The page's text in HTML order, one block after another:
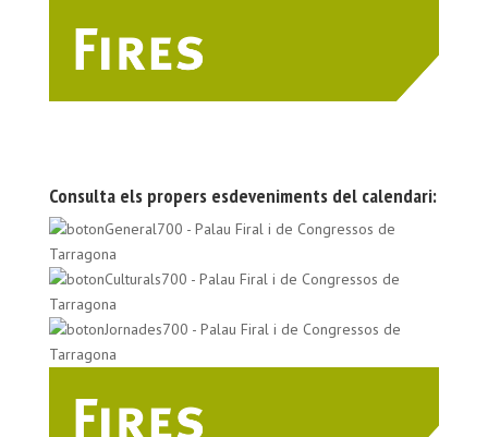
Consulta els propers esdeveniments del calendari: